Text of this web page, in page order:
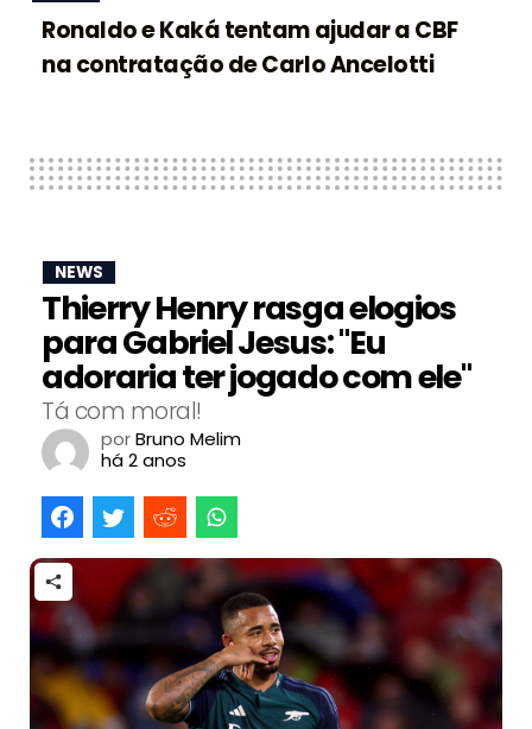
Ronaldo e Kaká tentam ajudar a CBF
na contratação de Carlo Ancelotti
NEWS
Thierry Henry rasga elogios
para Gabriel Jesus: "Eu
adoraria ter jogado com ele"
Tá com moral!
porBruno Melim
há 2 anos